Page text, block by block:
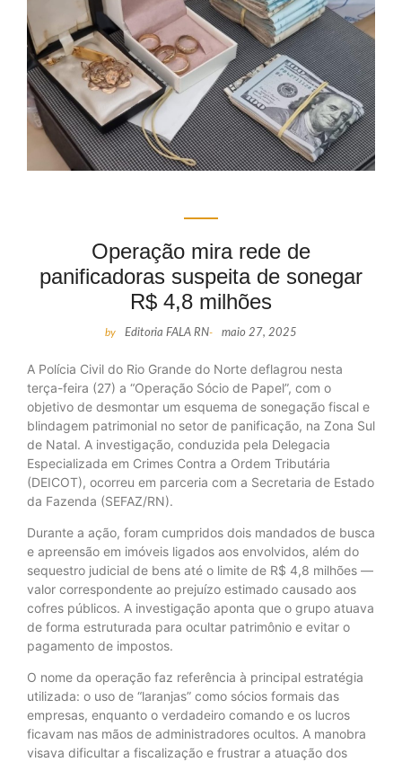
Operação mira rede de
panificadoras suspeita de sonegar
R$ 4,8 milhões
by Editoria FALA RN- maio 27, 2025
A Polícia Civil do Rio Grande do Norte deflagrou nesta
terça-feira (27) a “Operação Sócio de Papel”, com o
objetivo de desmontar um esquema de sonegação fiscal e
blindagem patrimonial no setor de panificação, na Zona Sul
de Natal. A investigação, conduzida pela Delegacia
Especializada em Crimes Contra a Ordem Tributária
(DEICOT), ocorreu em parceria com a Secretaria de Estado
da Fazenda (SEFAZ/RN).
Durante a ação, foram cumpridos dois mandados de busca
e apreensão em imóveis ligados aos envolvidos, além do
sequestro judicial de bens até o limite de R$ 4,8 milhões —
valor correspondente ao prejuízo estimado causado aos
cofres públicos. A investigação aponta que o grupo atuava
de forma estruturada para ocultar patrimônio e evitar o
pagamento de impostos.
O nome da operação faz referência à principal estratégia
utilizada: o uso de “laranjas” como sócios formais das
empresas, enquanto o verdadeiro comando e os lucros
ficavam nas mãos de administradores ocultos. A manobra
visava dificultar a fiscalização e frustrar a atuação dos